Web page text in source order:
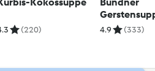
(220) 4.9 (333)